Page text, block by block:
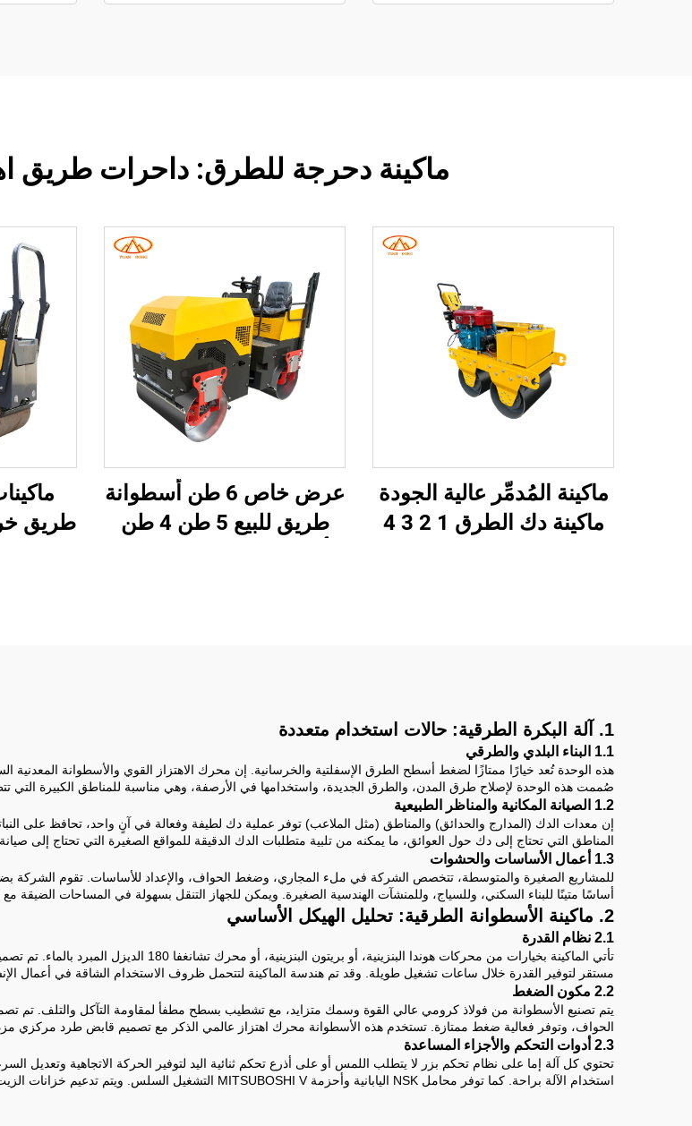
ماكينة دحرجة للطرق: داحرات طريق اهتزازية
ماكينة المُدمِّر عالية الجودة
ماكينة دك الطرق 1 2 3 4
عرض خاص 6 طن أسطوانة
طريق للبيع 5 طن 4 طن
طريق
1. آلة البكرة الطرقية: حالات استخدام متعددة
1.1 البناء البلدي والطرقي
هذه الوحدة تُعد خيارًا ممتازًا لضغط أسطح الطرق الإسفلتية والخرسانية. إن محرك الاهتزاز القوي والأسطوانة
صُممت هذه الوحدة لإصلاح طرق المدن، والطرق الجديدة، واستخدامها في الأرصفة، وهي مناسبة للمناطق الكبيرة التي
1.2 الصيانة المكانية والمناظر الطبيعية
إن معدات الدك (المدارج والحدائق) والمناطق (مثل الملاعب) توفر عملية دك لطيفة وفعالة في آنٍ واحد، تحافظ على
المناطق التي تحتاج إلى دك حول العوائق، ما يمكنه من تلبية متطلبات الدك الدقيقة للمواقع الصغيرة التي تحتاج إلى صيانة.
1.3 أعمال الأساسات والحشوات
أساسًا متينًا للبناء السكني، وللسياج، وللمنشآت الهندسية الصغيرة. ويمكن للجهاز التنقل بسهولة في المساحات الضيقة
2. ماكينة الأسطوانة الطرقية: تحليل الهيكل الأساسي
2.1 نظام القدرة
تأتي الماكينة بخيارات من محركات هوندا
مستقر لتوفير القدرة خلال ساعات تشغيل طويلة. وقد تم هندسة الماكينة لتتحمل ظروف الاستخدام الشاقة في أعمال
2.2 مكون الضغط
يتم تصنيع الأسطوانة من فولاذ كرومي عالي القوة وسمك متزايد، مع تشطيب بسطح مطفأ لمقاومة التآكل والتلف. تم
الحواف، وتوفر فعالية ضغط ممتازة. تستخدم هذه الأسطوانة محرك اهتزاز عالمي الذكر مع تصميم قابض طرد مركزي
2.3 أدوات التحكم والأجزاء المساعدة
تحتوي كل آلة إما على نظام تحكم بزر لا يتطلب اللمس أو على أذرع تحكم ثنائية اليد لتوفير الحركة الاتجاهية وتعديل
استخدام الآلة براحة. كما توفر محامل NSK اليابانية وأحزمة MITSUBOSHI V التشغيل السلس. ويتم تدعيم خزانات الزيت الهيدروليكي والمياه بأغطية معدنية قوية لتوفير أقصى درجات المتانة الهيكلية.